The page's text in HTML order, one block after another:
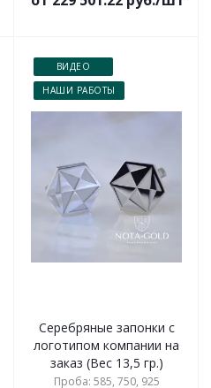
ВИДЕО
НАШИ РАБОТЫ
Серебряные запонки с
логотипом компании на
заказ (Вес 13,5 гр.)
Проба: 585, 750, 925